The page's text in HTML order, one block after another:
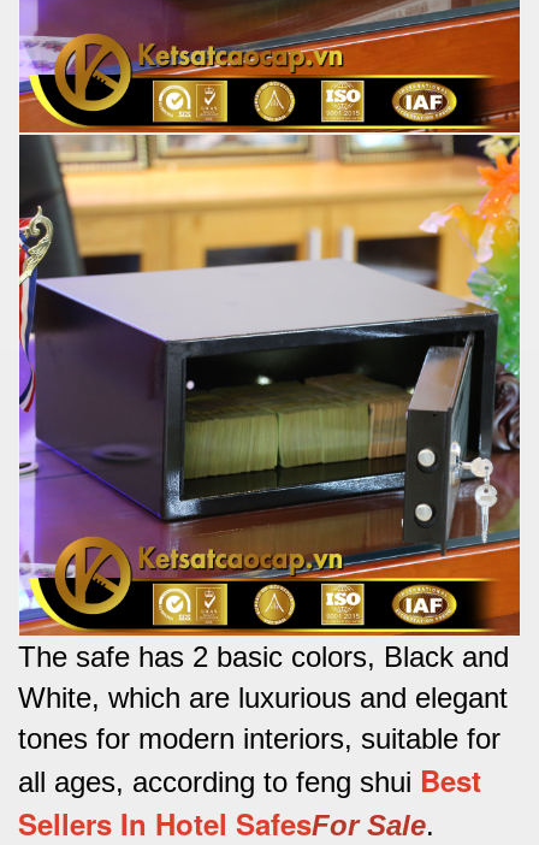
The safe has 2 basic colors, Black and
White, which are luxurious and elegant
tones for modern interiors, suitable for
all ages, according to feng shui Best
Sellers In Hotel SafesFor Sale.